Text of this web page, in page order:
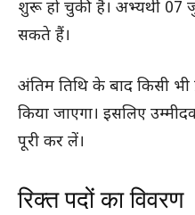
शुरू हो चुकी है। अभ्यर्थी
सकते हैं।
अंतिम तिथि के बाद किसी भी
किया जाएगा। इसलिए
पूरी कर लें।
रिक्त पदों का विवरण